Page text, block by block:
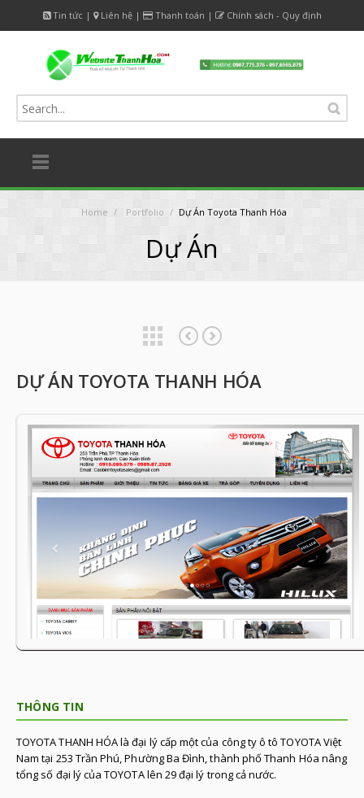
Tin tức| Liên hệ| Thanh toán | Chính sách - Quy định
Home / Portfolio / Dự Án Toyota Thanh Hóa
Dự Án
DỰ ÁN TOYOTA THANH HÓA
THÔNG TIN
TOYOTA THANH HÓA là đại lý cấp một của công ty ô tô TOYOTA Việt
Nam tại 253 Trần Phú, Phường Ba Đình, thành phố Thanh Hóa nâng
tổng số đại lý của TOYOTA lên 29 đại lý trong cả nước.